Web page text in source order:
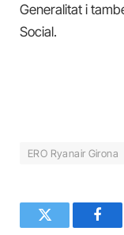
Generalitat i
Social.
ERO Ryanair Girona
Twitter